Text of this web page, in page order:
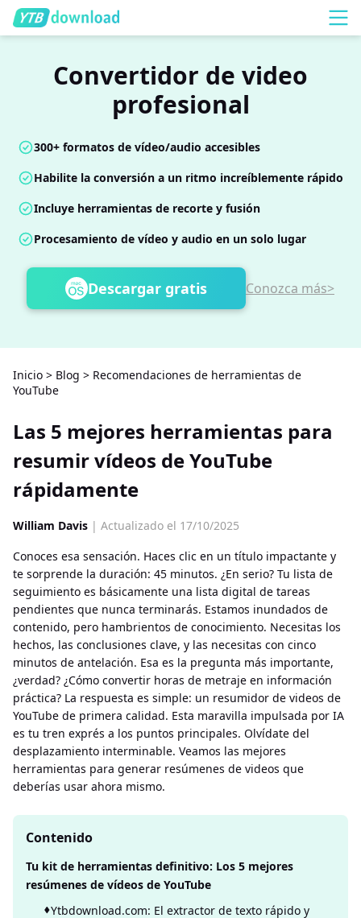
Convertidor de video
profesional
300+ formatos de vídeo/audio accesibles
Habilite la conversión a un ritmo increíblemente rápido
Incluye herramientas de recorte y fusión
Procesamiento de vídeo y audio en un solo lugar
Descargar gratis Conozca más>
Inicio > Blog > Recomendaciones de herramientas de
YouTube
Las 5 mejores herramientas para
resumir vídeos de YouTube
rápidamente
William Davis | Actualizado el 17/10/2025
Conoces esa sensación. Haces clic en un título impactante y
te sorprende la duración: 45 minutos. ¿En serio? Tu lista de
seguimiento es básicamente una lista digital de tareas
pendientes que nunca terminarás. Estamos inundados de
contenido, pero hambrientos de conocimiento. Necesitas los
hechos, las conclusiones clave, y las necesitas con cinco
minutos de antelación. Esa es la pregunta más importante,
¿verdad? ¿Cómo convertir horas de metraje en información
práctica? La respuesta es simple: un resumidor de videos de
YouTube de primera calidad. Esta maravilla impulsada por IA
es tu tren exprés a los puntos principales. Olvídate del
desplazamiento interminable. Veamos las mejores
herramientas para generar resúmenes de videos que
deberías usar ahora mismo.
Contenido
Tu kit de herramientas definitivo: Los 5 mejores
resúmenes de vídeos de YouTube
Ytbdownload.com: El extractor de texto rápido y